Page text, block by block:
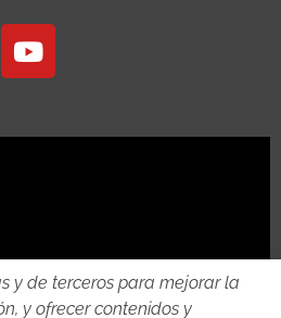
y de terceros para mejorar la
y ofrecer contenidos y